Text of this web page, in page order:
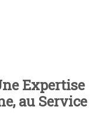
Expertise
au Service